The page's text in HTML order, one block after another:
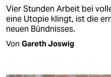
Vier Stunden Arbeit bei
eine Utopie klingt, ist die
neuen Bündnisses.
Von Gareth Joswig